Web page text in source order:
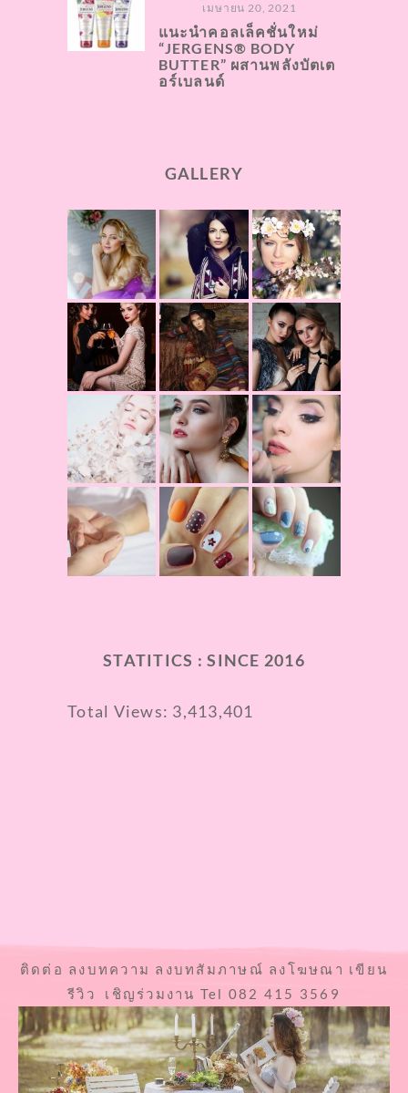
เมษายน 20, 2021
แนะนำคอลเล็คชั่นใหม่
“JERGENS® BODY
BUTTER” ผสานพลังบัตเต
อร์เบลนด์
GALLERY
STATITICS : SINCE 2016
Total Views: 3,413,401
ติดต่อ ลงบทความ ลงบทสัมภาษณ์ ลงโฆษณา เขียน
รีวิว เชิญร่วมงาน Tel 082 415 3569